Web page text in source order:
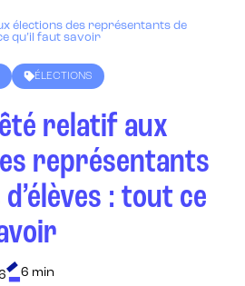
élections des représentants de
qu’il faut savoir
ÉLECTIONS
relatif aux
représentants
: tout ce
6 min